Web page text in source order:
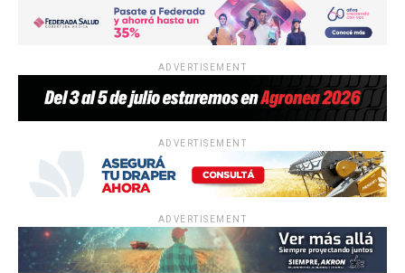
ADVERTISEMENT
ADVERTISEMENT
ADVERTISEMENT